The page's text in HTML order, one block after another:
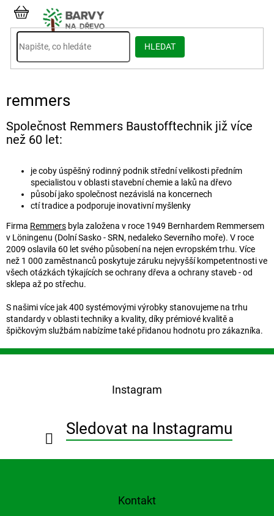
Přejít
obsah
HLEDAT
NÁKUPNÍ
KOŠÍK
remmers
Společnost Remmers Baustofftechnik již více
než 60 let:
je coby úspěšný rodinný podnik střední velikosti předním
specialistou v oblasti stavební chemie a laků na dřevo
působí jako společnost nezávislá na koncernech
ctí tradice a podporuje inovativní myšlenky
Firma Remmers byla založena v roce 1949 Bernhardem Remmersem
v Löningenu (Dolní Sasko - SRN, nedaleko Severního moře). V roce
2009 oslavila 60 let svého působení na nejen evropském trhu. Více
než 1 000 zaměstnanců poskytuje záruku nejvyšší kompetentnosti ve
všech otázkách týkajících se ochrany dřeva a ochrany staveb - od
sklepa až po střechu.
S našimi více jak 400 systémovými výrobky stanovujeme na trhu
standardy v oblasti techniky a kvality, díky prémiové kvalitě a
špičkovým službám nabízíme také přidanou hodnotu pro zákazníka.
Z
Instagram
Sledovat na Instagramu
Kontakt